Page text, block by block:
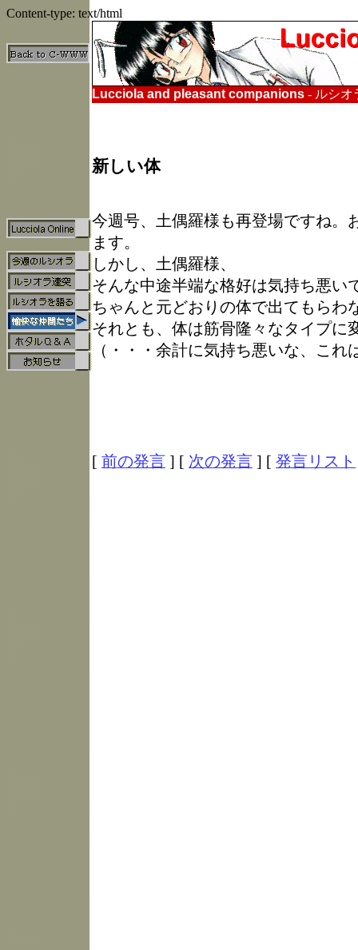
Content-type: text/html
Lucciola and pleasant companions - ルシオ
新しい体
今週号、土偶羅様も再登場ですね。
ます。
しかし、土偶羅様、
そんな中途半端な格好は気持ち悪い
ちゃんと元どおりの体で出てもらわ
それとも、体は筋骨隆々なタイプに
（・・・余計に気持ち悪いな、これ
[ 前の発言 ] [ 次の発言 ] [ 発言リスト